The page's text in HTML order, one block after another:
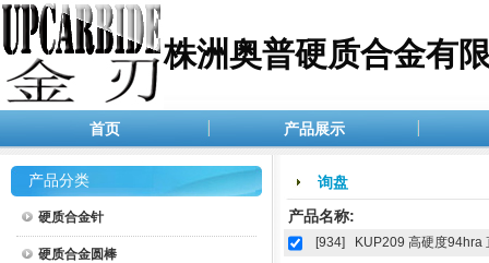
株洲奥普硬质合金有
首页 产品展示
产品分类
硬质合金针
硬质合金圆棒
询盘
产品名称:
[934] KUP209 高硬度94hra